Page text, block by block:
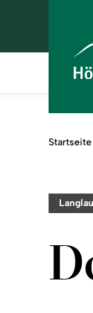
Sie
Startseite